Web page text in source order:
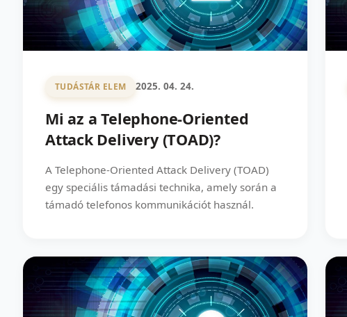
TUDÁSTÁR ELEM 2025. 04. 24.
Mi az a Telephone-Oriented
Attack Delivery (TOAD)?
A Telephone-Oriented Attack Delivery (TOAD)
egy speciális támadási technika, amely során a
támadó telefonos kommunikációt használ.